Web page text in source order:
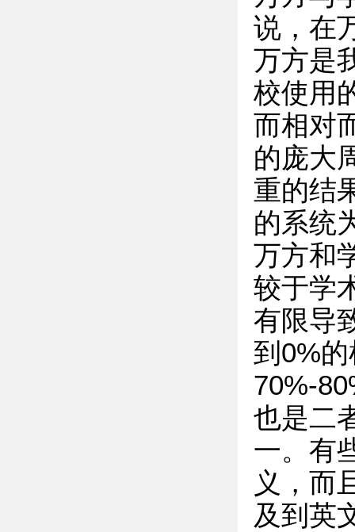
说，在
万方是
校使用
而相对
的庞大
重的结
的系统
万方和
较于学
有限导
到0%
70%-
也是二
一。有
义，而
及到英